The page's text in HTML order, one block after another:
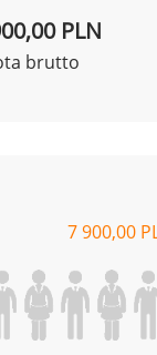
PLN
brutto
7 900,00